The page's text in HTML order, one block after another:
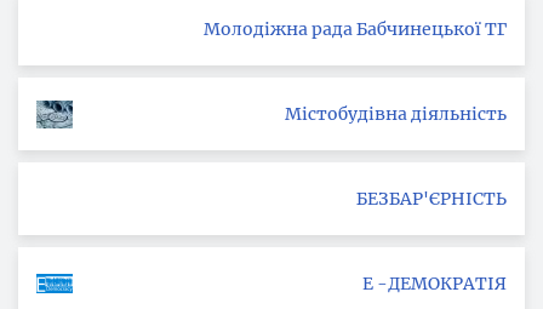
Молодіжна рада Бабчинецької ТГ
Містобудівна діяльність
БЕЗБАР'ЄРНІСТЬ
Е -ДЕМОКРАТІЯ